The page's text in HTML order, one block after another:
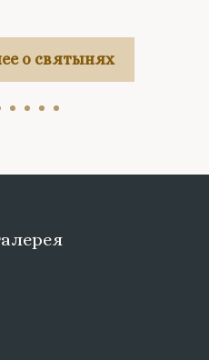
о святынях